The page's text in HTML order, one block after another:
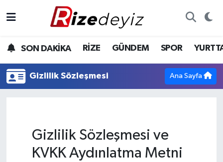
SON DAKİKA RİZE GÜNDEM SPOR
Gizlilik Sözleşmesi Ana Sayfa
Gizlilik Sözleşmesi ve
KVKK Aydınlatma Metni
Gündem
Yurttan Haberler
Teknoloji
Rize Hava Durumu
Rize Trafik Yoğunluk Haritası
Tüm Manşetler